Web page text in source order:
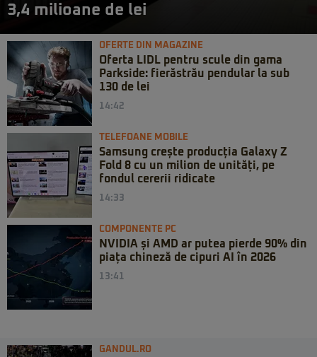
3,4 milioane de lei
OFERTE DIN MAGAZINE
Oferta LIDL pentru scule din gama
Parkside: fierăstrău pendular la sub
130 de lei
14:42
TELEFOANE MOBILE
Samsung crește producția Galaxy Z
Fold 8 cu un milion de unități, pe
fondul cererii ridicate
14:33
COMPONENTE PC
NVIDIA și AMD ar putea pierde 90% din
piața chineză de cipuri AI în 2026
13:41
GANDUL.RO